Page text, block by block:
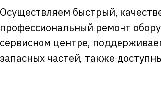
Осуществляем быстрый,
профессиональный ремонт
сервисном центре,
запасных частей, также